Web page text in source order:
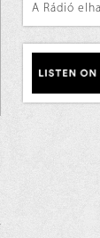
A Rádió